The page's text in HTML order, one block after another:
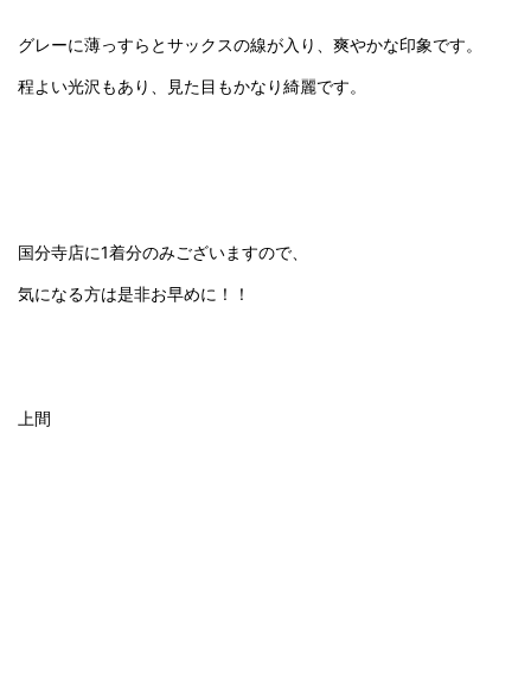
グレーに薄っすらとサックスの線が入り、爽やかな印象です。
程よい光沢もあり、見た目もかなり綺麗です。
国分寺店に1着分のみございますので、
気になる方は是非お早めに！！
上間